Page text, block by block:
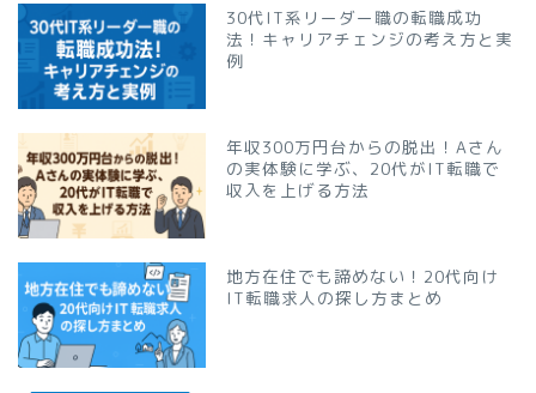
30代IT系リーダー職の転職成功
法！キャリアチェンジの考え方と実
例
年収300万円台からの脱出！Aさん
の実体験に学ぶ、20代がIT転職で
収入を上げる方法
地方在住でも諦めない！20代向け
IT転職求人の探し方まとめ